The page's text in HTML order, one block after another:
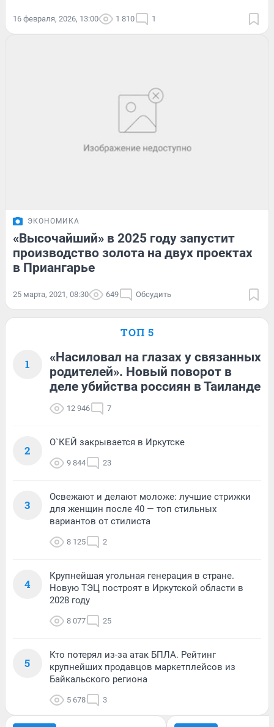
16 февраля, 2026, 13:00 1 810 1
ЭКОНОМИКА
«Высочайший» в 2025 году запустит
производство золота на двух проектах
в Приангарье
25 марта, 2021, 08:30 649 Обсудить
ТОП 5
1
«Насиловал на глазах у связанных
родителей». Новый поворот в
деле убийства россиян в Таиланде
12 946 7
2
О`КЕЙ закрывается в Иркутске
9 844 23
3
Освежают и делают моложе: лучшие стрижки
для женщин после 40 — топ стильных
вариантов от стилиста
8 125 2
4
Крупнейшая угольная генерация в стране.
Новую ТЭЦ построят в Иркутской области в
2028 году
8 077 25
5
Кто потерял из-за атак БПЛА. Рейтинг
крупнейших продавцов маркетплейсов из
Байкальского региона
5 678 3